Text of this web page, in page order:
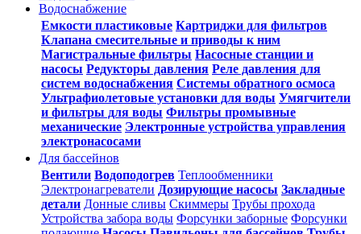
Водоснабжение
Емкости пластиковые Картриджи для фильтров
Клапана смесительные и приводы к ним
Магистральные фильтры Насосные станции и
насосы Редукторы давления Реле давления для
систем водоснабжения Системы обратного осмоса
Ультрафиолетовые установки для воды Умягчители
и фильтры для воды Фильтры промывные
механические Электронные устройства управления
электронасосами
Для бассейнов
Вентили Водоподогрев Теплообменники
Электронагреватели Дозирующие насосы Закладные
детали Донные сливы Скиммеры Трубы прохода
Устройства забора воды Форсунки заборные Форсунки